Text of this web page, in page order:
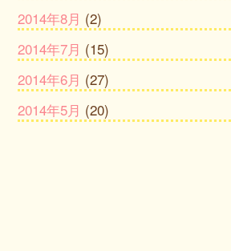
2014年8月 (2)
2014年7月 (15)
2014年6月 (27)
2014年5月 (20)